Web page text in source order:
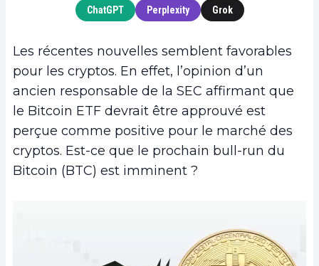
ChatGPT Perplexity Grok
Les récentes nouvelles semblent favorables
pour les cryptos. En effet, l’opinion d’un
ancien responsable de la SEC affirmant que
le Bitcoin ETF devrait être approuvé est
perçue comme positive pour le marché des
cryptos. Est-ce que le prochain bull-run du
Bitcoin (BTC) est imminent ?